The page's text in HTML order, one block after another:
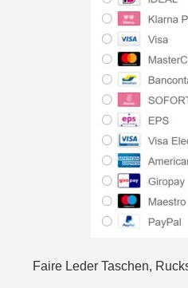
Faire Leder Taschen,